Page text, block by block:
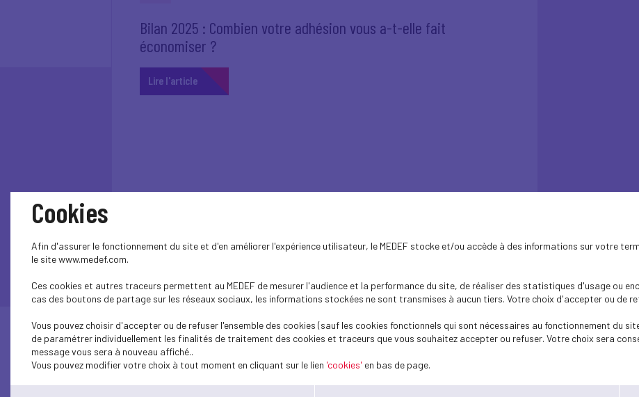
Bilan 2025 : Combien votre adhésion vous a-t-elle fait
économiser ?
Lire l'article
Toutes les actualités
Agenda
Cookies
Afin d'assurer le fonctionnement du site et d'en améliorer l'expérience utilisateur, le MEDEF stocke et/ou accède à des informations sur votre
le site www.medef.com.
Ces cookies et autres traceurs permettent au MEDEF de mesurer l'audience et la performance du site, de réaliser des statistiques d'usage ou
cas des boutons de partage sur les réseaux sociaux, les informations stockées ne sont transmises à aucun tiers. Votre choix d'accepter ou de
Vous pouvez choisir d'accepter ou de refuser l'ensemble des cookies (sauf les cookies fonctionnels qui sont nécessaires au fonctionnement du
de paramétrer individuellement les finalités de traitement des cookies et traceurs que vous souhaitez accepter ou refuser. Votre choix sera
message vous sera à nouveau affiché..
Vous pouvez modifier votre choix à tout moment en cliquant sur le lien 'cookies' en bas de page.